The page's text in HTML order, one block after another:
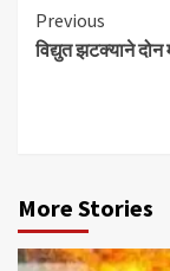
Continue
Reading
Previous
विद्युत झटक्याने
More Stories